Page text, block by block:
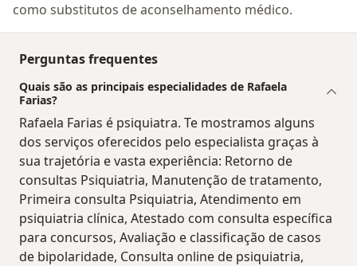
como substitutos de aconselhamento médico.
Perguntas frequentes
Quais são as principais especialidades de Rafaela
Farias?
Rafaela Farias é psiquiatra. Te mostramos alguns
dos serviços oferecidos pelo especialista graças à
sua trajetória e vasta experiência: Retorno de
consultas Psiquiatria, Manutenção de tratamento,
Primeira consulta Psiquiatria, Atendimento em
psiquiatria clínica, Atestado com consulta específica
para concursos, Avaliação e classificação de casos
de bipolaridade, Consulta online de psiquiatria,